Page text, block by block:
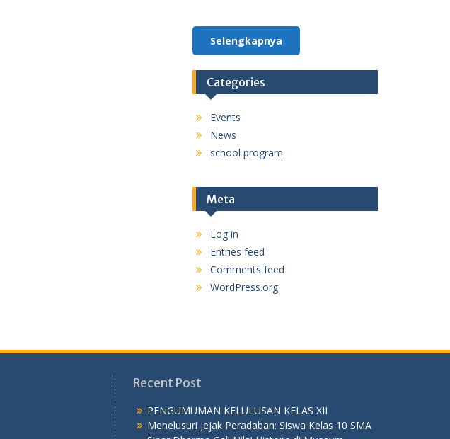
Selengkapnya
Categories
Events
News
school program
Meta
Log in
Entries feed
Comments feed
WordPress.org
Recent Post
PENGUMUMAN KELULUSAN KELAS XII
Menelusuri Jejak Peradaban: Siswa Kelas 10 SMA